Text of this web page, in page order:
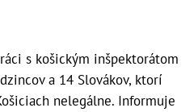
s košickým inšpektorátom
a 14 Slovákov, ktorí
nelegálne. Informuje